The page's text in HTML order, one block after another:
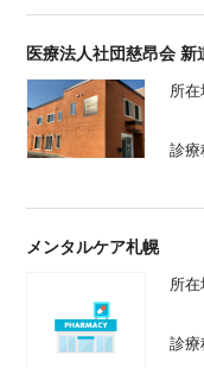
医療法人社団慈昂会 新
所
診療
メンタルケア札幌
所
診療